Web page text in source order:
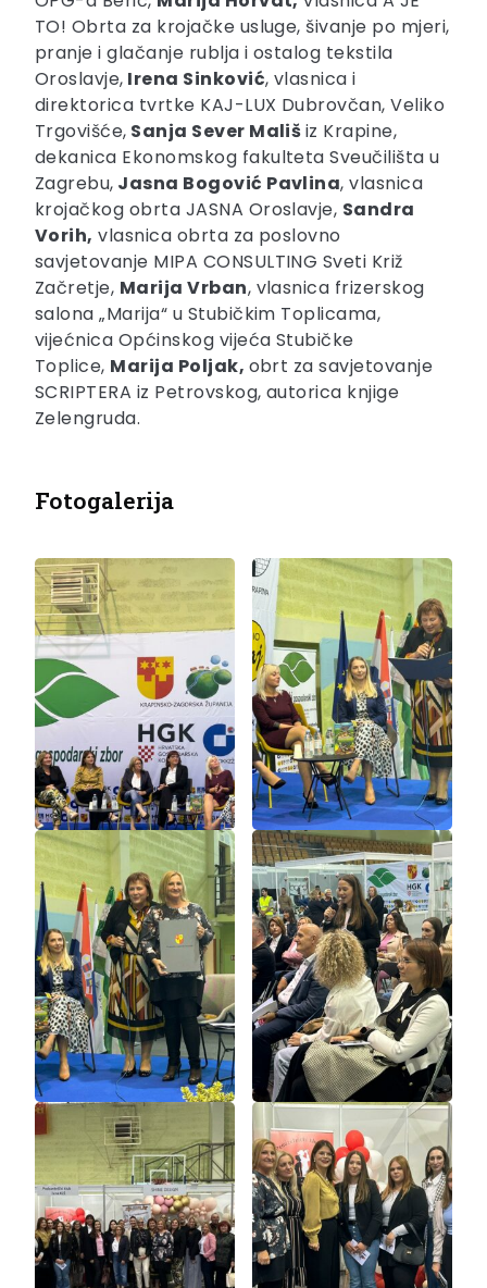
TO! Obrta za krojačke usluge, šivanje po mjeri,
pranje i glačanje rublja i ostalog tekstila
Oroslavje, Irena Sinković, vlasnica i
direktorica tvrtke KAJ-LUX Dubrovčan, Veliko
Trgovišće, Sanja Sever Mališiz Krapine,
dekanica Ekonomskog fakulteta Sveučilišta u
Zagrebu, Jasna Bogović Pavlina, vlasnica
krojačkog obrta JASNA Oroslavje, Sandra
Vorih, vlasnica obrta za poslovno
savjetovanje MIPA CONSULTING Sveti Križ
Začretje, Marija Vrban, vlasnica frizerskog
salona „Marija“ u Stubičkim Toplicama,
vijećnica Općinskog vijeća Stubičke
Toplice, Marija Poljak, obrt za savjetovanje
SCRIPTERA iz Petrovskog, autorica knjige
Zelengruda.
Fotogalerija